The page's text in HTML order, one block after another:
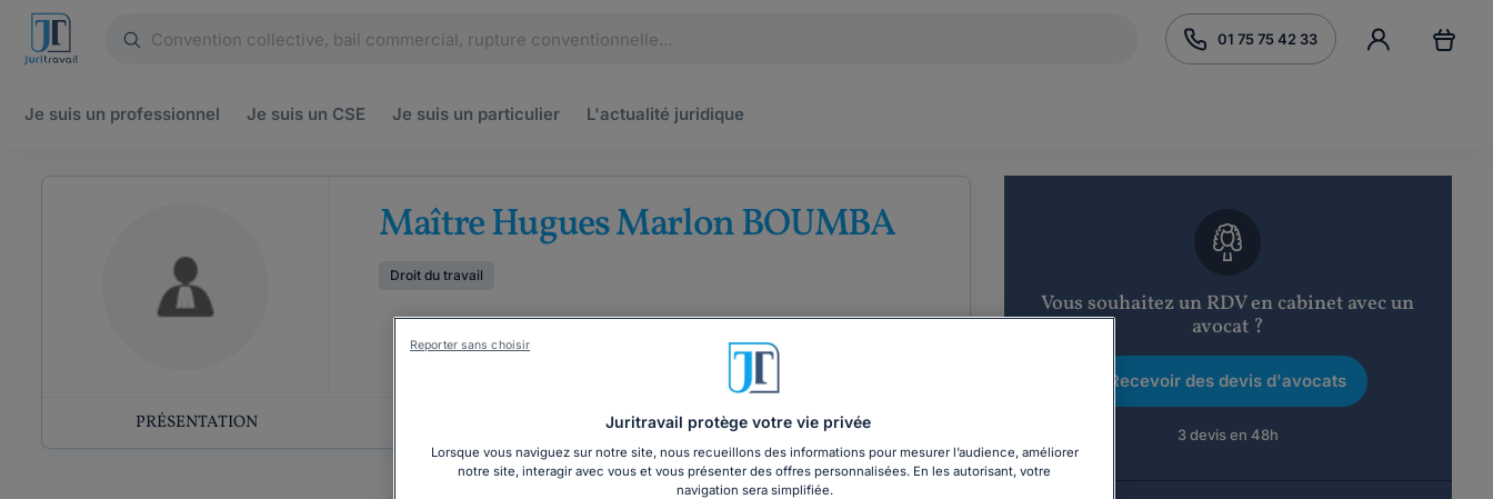
01 75 75 42 33
Je suis un professionnel Je suis un CSE Je suis un particulier L'actualité juridique
Maître Hugues Marlon BOUMBA
Droit du travail
PRÉSENTATION COORDONNÉES
Vous souhaitez un RDV en cabinet avec un
avocat ?
Recevoir des devis d'avocats
3 devis en 48h
Juritravail protège votre vie privée
Lorsque vous naviguez sur notre site, nous recueillons des informations pour mesurer l’audience, améliorer
notre site, interagir avec vous et vous présenter des offres personnalisées. En les autorisant, votre
navigation sera simplifiée.
Reporter sans choisir